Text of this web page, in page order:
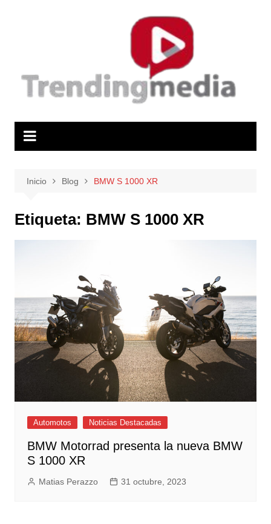
Inicio Blog BMW S 1000 XR
Etiqueta: BMW S 1000 XR
Automotos Noticias Destacadas
BMW Motorrad presenta la nueva BMW
S 1000 XR
Matias Perazzo 31 octubre, 2023